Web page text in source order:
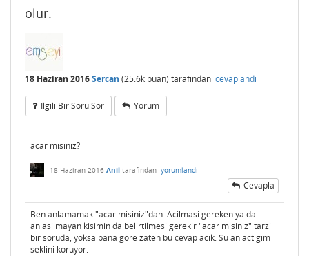
olur.
18 Haziran 2016Sercan (25.6k puan) tarafından cevaplandı
Ilgili Bir Soru Sor Yorum
acar mısınız?
18 Haziran 2016 Anil tarafından yorumlandı
Cevapla
Ben anlamamak "acar misiniz"dan. Acilmasi gereken ya da
anlasilmayan kisimin da belirtilmesi gerekir "acar misiniz" tarzi
bir soruda, yoksa bana gore zaten bu cevap acik. Su an actigim
seklini koruyor.